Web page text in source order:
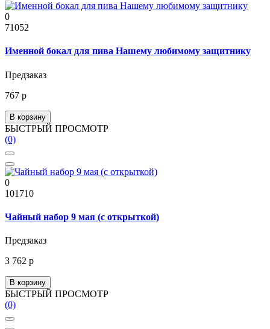
0
71052
Именной бокал для пива Нашему любимому защитнику
Предзаказ
767 р
В корзину
БЫСТРЫЙ ПРОСМОТР
(0)
0
101710
Чайный набор 9 мая (с открыткой)
Предзаказ
3 762 р
В корзину
БЫСТРЫЙ ПРОСМОТР
(0)